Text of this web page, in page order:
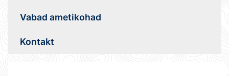
Vabad ametikohad
Kontakt